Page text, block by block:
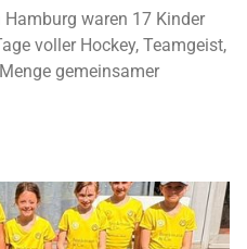
waren 17 Kinder
voller Hockey, Teamgeist,
gemeinsamer